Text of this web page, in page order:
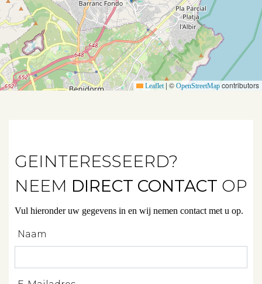
Aanbod
Verkocht
Verhuurd
Diensten
Leaflet | © OpenStreetMap contributors
GEINTERESSEERD?
NEEM DIRECT CONTACT OP
Vul hieronder uw gegevens in en wij nemen contact met u op.
Naam